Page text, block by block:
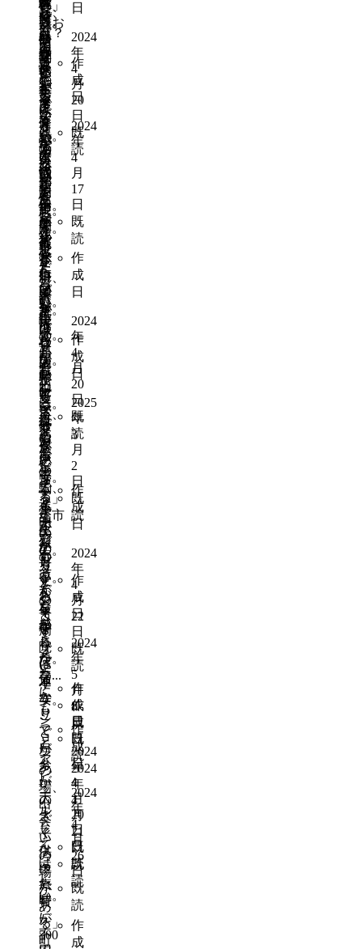
験
し、
心
身
と
も
に
健
全
に
成
長
し
て
欲
し
い
で
す。
作
成
日
2025
年
3
月
2
日
既
読
と、
以
前
聞
い
た
こ
と
が
有
り
ま
す。
そ
れ
が
出
来
れ
ば
河
内
長
野
市、
発
展
し
そ
う
な
の
に。
作
成
日
2024
年
5
月
8
日
既
読
乱
雑
な
運
転
が
多
く
て
ず
っ
と
怖
い
あ
と
街
頭
が
ほ
し
い。
暗
す
ぎ
て
夜
に
帰
る
学
生
か
ら
す
る
と
す
ご
い
不
安。
作
成
日
2024
年
4
月
26
日
既
読
は、
外
国
人
の
方
が
観
光
に
来
た
い
と
思
え
る
町
作
り。
高
野
山
は
有
名
な
の
で、
途
中
で
寄
っ
て
も
ら
え
る
為
に
も
っ
と
ア
ピ
ー
ル
し
て
ほ
し
い。
作
成
館
に
行
き
や
す
く
し
て
ほ
し
い。
車
で
送
っ
て
も
ら
わ
な
い
と
い
け
な
い
作
成
日
2024
年
4
月
22
日
既
読
ど
も
を
育
て
る
こ
と
の
必
然
性
を
作
れ
た
ら
い
い
の
か
も
ね
ー。
流
山
も
生
駒
も
明
石
も
そ
ん
な
感
じ
か
な...
作
成
日
2024
年
4
月
21
日
既
読
い」
「お
祭
り
や
集
ま
り
が
定
期
的
に
開
催
さ
れ、
皆
で
盛
り
上
が
る
こ
と
が
で
き
る」
「市
民
の
方
と
の
コ
ミ
ュ
ニ
ケ
ー
シ
ョ
ン
の
場、
出
会
い
の
場
が
あ
る」
町
日
2024
年
4
月
20
日
既
読
ブ
レ
ッ
ト
上
で
本
読
み
の
宿
題
が
で
き
れ
ば
登
下
校
が
楽
に
な
る
と
思
う。
・
よ
く
ケ
ガ
を
し
て
病
院
に
通
う
こ
と
が
多
い
の
で
子
供
医
療
費
が
500
し
く
て
見
れ
な
い
と
連
絡
が
あ
り
残
念
だ
っ
た。
誰
で
も
見
れ
る
紙
や
ホ
ー
ム
ペ
ー
ジ
の
方
が
良
か
っ
た。
作
成
日
2024
年
4
月
20
日
既
読
食
器
に
変
え
た
ほ
う
が
い
い
と
思
う。
作
成
日
2024
年
4
月
20
日
既
読
で
は？
作
成
日
2024
年
4
月
17
日
既
読
て
も
自
慢
で
き
な
い。
イ
オ
ン
モ
ー
ル
み
た
い
な
大
き
な
シ
ョ
ッ
ピ
ン
グ
モ
ー
ル
が
欲
し
い。
お
年
寄
り
ば
っ
か
り
で
自
分
が
大
き
く
な
っ
た
時
に
不